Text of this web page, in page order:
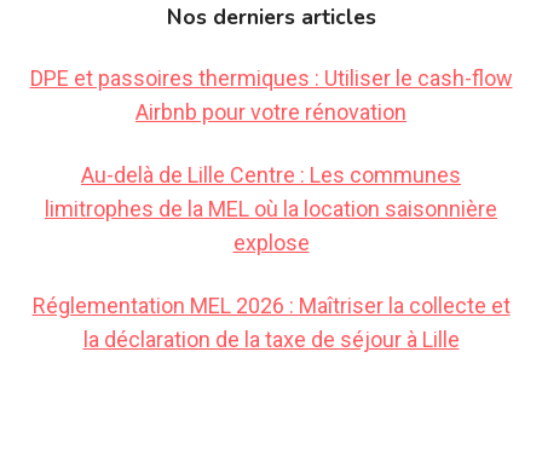
Nos derniers articles
DPE et passoires thermiques : Utiliser le cash-flow
Airbnb pour votre rénovation
Au-delà de Lille Centre : Les communes
limitrophes de la MEL où la location saisonnière
explose
Réglementation MEL 2026 : Maîtriser la collecte et
la déclaration de la taxe de séjour à Lille